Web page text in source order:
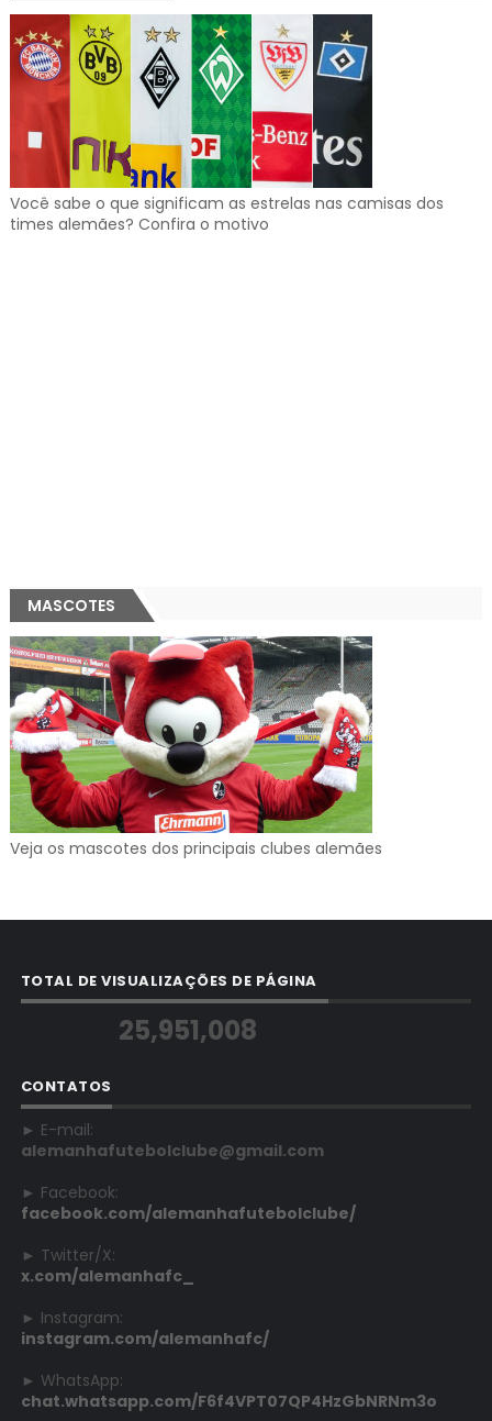
Você sabe o que significam as estrelas nas camisas dos
times alemães? Confira o motivo
MASCOTES
Veja os mascotes dos principais clubes alemães
TOTAL DE VISUALIZAÇÕES DE PÁGINA
25,951,008
CONTATOS
► E-mail:
alemanhafutebolclube@gmail.com
► Facebook:
facebook.com/alemanhafutebolclube/
► Twitter/X:
x.com/alemanhafc_
► Instagram:
instagram.com/alemanhafc/
► WhatsApp:
chat.whatsapp.com/F6f4VPT07QP4HzGbNRNm3o